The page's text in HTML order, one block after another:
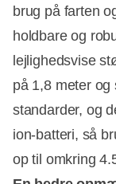
brug på farten
holdbare og
lejlighedsvise
på 1,8 meter
standarder, og
ion-batteri, så
op til omkring